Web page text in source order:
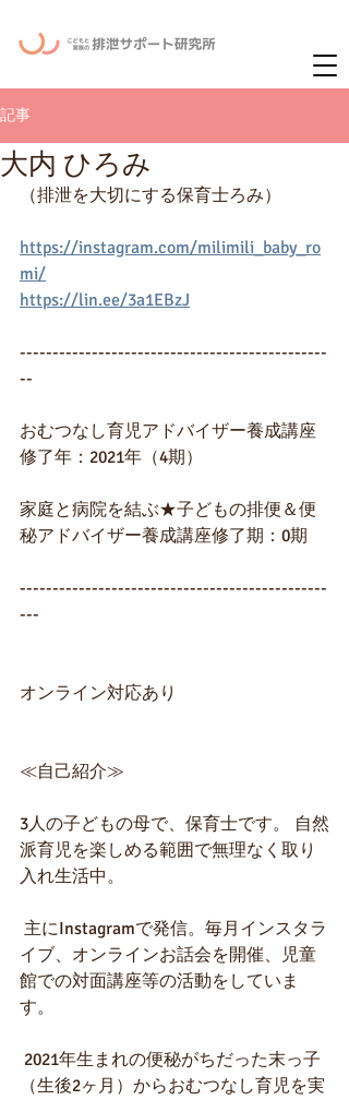
記事
大内 ひろみ
（排泄を大切にする保育士ろみ）
https://instagram.com/milimili_baby_ro
mi/
https://lin.ee/3a1EBzJ
-----------------------------------------------
--
おむつなし育児アドバイザー養成講座
修了年：2021年（4期）
家庭と病院を結ぶ★子どもの排便＆便
秘アドバイザー養成講座修了期：0期
-----------------------------------------------
---
オンライン対応あり
≪自己紹介≫
3人の子どもの母で、保育士です。 自然
派育児を楽しめる範囲で無理なく取り
入れ生活中。
イブ、オンラインお話会を開催、児童
館での対面講座等の活動をしていま
す。
（生後2ヶ月）からおむつなし育児を実